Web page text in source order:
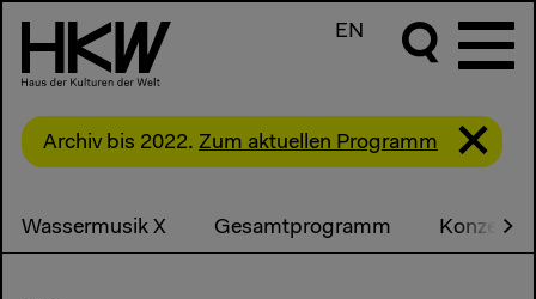
EN
Archiv bis 2022. Zum aktuellen Programm
Wassermusik X Gesamtprogramm Konzerte